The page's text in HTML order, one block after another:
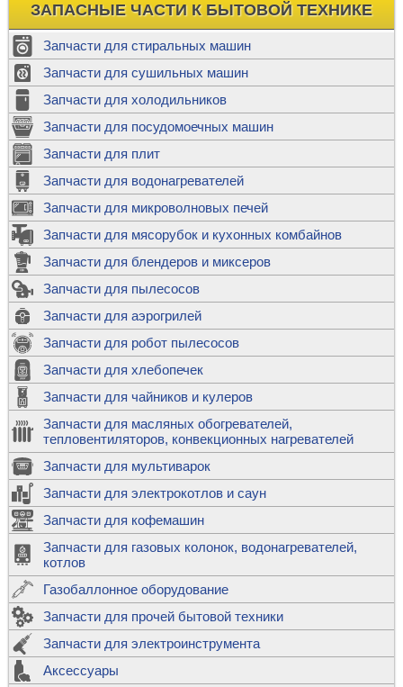
ЗАПАСНЫЕ ЧАСТИ К БЫТОВОЙ ТЕХНИКЕ
Запчасти для стиральных машин
Запчасти для сушильных машин
Запчасти для холодильников
Запчасти для посудомоечных машин
Запчасти для плит
Запчасти для водонагревателей
Запчасти для микроволновых печей
Запчасти для мясорубок и кухонных комбайнов
Запчасти для блендеров и миксеров
Запчасти для пылесосов
Запчасти для аэрогрилей
Запчасти для робот пылесосов
Запчасти для хлебопечек
Запчасти для чайников и кулеров
Запчасти для масляных обогревателей,
тепловентиляторов, конвекционных нагревателей
Запчасти для мультиварок
Запчасти для электрокотлов и саун
Запчасти для кофемашин
Запчасти для газовых колонок, водонагревателей,
котлов
Газобаллонное оборудование
Запчасти для прочей бытовой техники
Запчасти для электроинструмента
Аксессуары